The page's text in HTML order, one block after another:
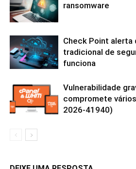
ransomware
Check Point alerta
tradicional de
funciona
Vulnerabilidade
compromete
2026-41940)